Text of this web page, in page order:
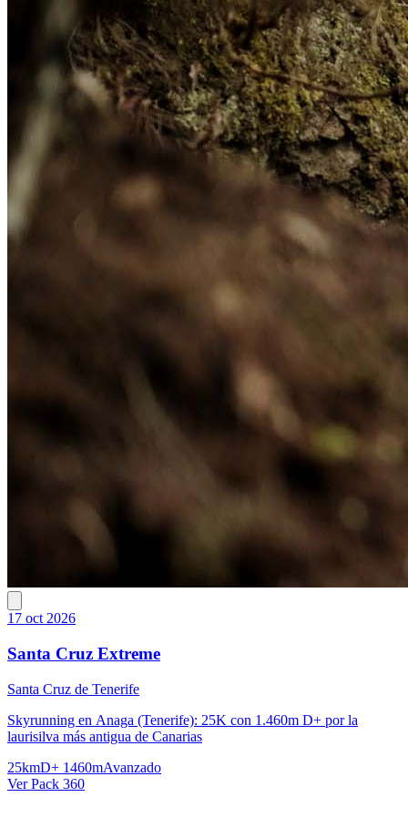
17 oct 2026
Santa Cruz Extreme
Santa Cruz de Tenerife
Skyrunning en Anaga (Tenerife): 25K con 1.460m D+ por la
laurisilva más antigua de Canarias
25kmD+ 1460mAvanzado
Ver Pack 360